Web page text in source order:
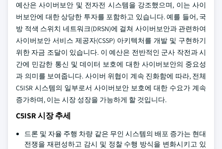
예산은 사이버보안 및 전자전 시스템을 강조했으며, 이는 사이
버보안에 대한 상당한 투자를 포함하고 있습니다. 예를 들어, 국
방 적색 스위치 네트워크(DRSN)에 걸쳐 사이버보안과 관련하여
사이버보안 서비스 제공자(CSSP) 아키텍처를 개발 및 구현하기
위한 자금 조달이 있습니다. 이 예산은 전반적인 군사 작전과 시
간에 민감한 통신 및 데이터 보호에 대한 사이버보안의 중요성
과 의미를 보여줍니다. 사이버 위협이 계속 진화함에 따라, 전체
C5ISR 시스템의 일부로서 사이버보안 보호에 대한 수요가 계속
증가하며, 이는 시장 성장을 가능하게 할 것입니다.
C5ISR 시장 추세
드론 및 자율 주행 차량 같은 무인 시스템의 배포 증가는 현대
전쟁을 재편성하고 감시 및 정찰 수행 방식을 변화시키고 있